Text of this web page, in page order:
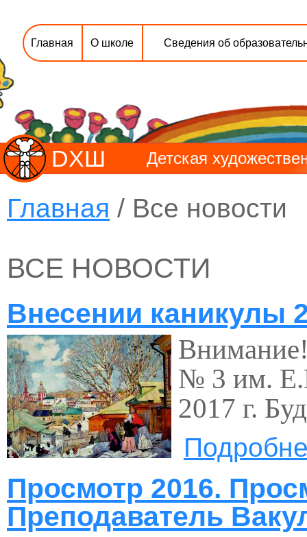
Главная О школе Сведения об
DХШ Детская
Главная / Все новости
ВСЕ НОВОСТИ
Внесении каникулы
№ 3 им.
2017 г.
Просмотр 2016.
Преподаватель